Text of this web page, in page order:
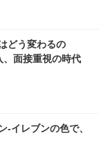
どう変わるの
面接重視の時代
‐イレブンの色で、